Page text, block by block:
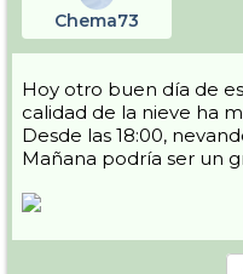
Chema73
Hoy otro buen día de
calidad de la nieve ha
Desde las 18:00,
Mañana podría ser un